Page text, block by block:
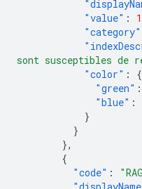
"value" : 1
"category"
sont susceptibles de
"color" :
{
"green" :
"blue" :
}
}
},
{
"code" :